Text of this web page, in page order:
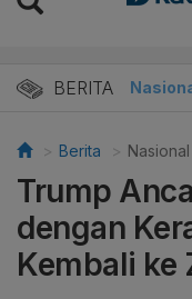
BERITA
Berita Nasional
Trump
dengan
Kembali ke